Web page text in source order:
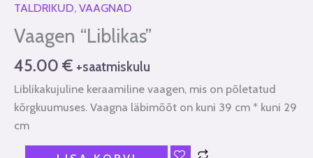
TALDRIKUD, VAAGNAD
Vaagen “Liblikas”
45.00 € +saatmiskulu
Liblikakujuline keraamiline vaagen, mis on põletatud
kõrgkuumuses. Vaagna läbimõõt on kuni 39 cm * kuni 29
cm